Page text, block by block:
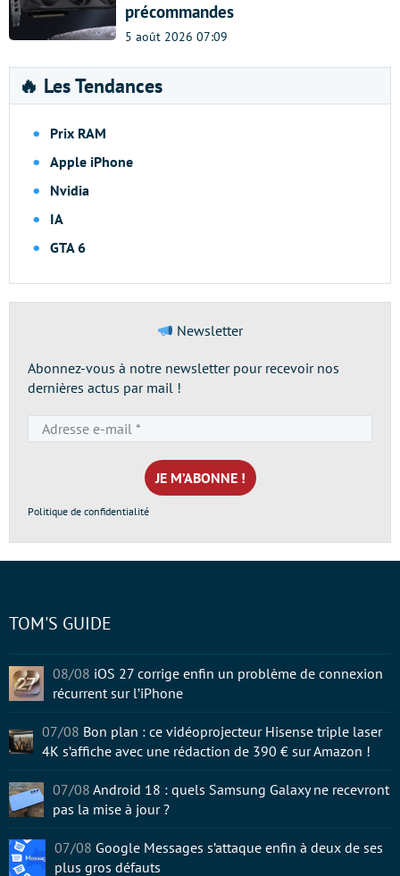
précommandes
5 août 2026 07:09
🔥 Les Tendances
Prix RAM
Apple iPhone
Nvidia
IA
GTA 6
Newsletter
Abonnez-vous à notre newsletter pour recevoir nos
dernières actus par mail !
e-
mail
*
Politique de confidentialité
TOM'S GUIDE
08/08 iOS 27 corrige enfin un problème de connexion
récurrent sur l’iPhone
07/08 Bon plan : ce vidéoprojecteur Hisense triple laser
4K s’affiche avec une rédaction de 390 € sur Amazon !
07/08 Android 18 : quels Samsung Galaxy ne recevront
pas la mise à jour ?
07/08 Google Messages s’attaque enfin à deux de ses
plus gros défauts